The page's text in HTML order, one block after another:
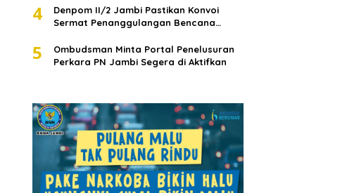
4
Denpom II/2 Jambi Pastikan Konvoi
Sermat Penanggulangan Bencana
5
Ombudsman Minta Portal Penelusuran
Perkara PN Jambi Segera di Aktifkan